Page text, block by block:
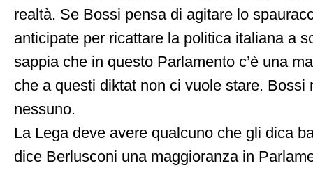
realtà. Se Bossi pensa di agitare lo
anticipate per ricattare la politica italiana a
sappia che in questo Parlamento c’è una
che a questi diktat non ci vuole stare. Bossi
nessuno.
La Lega deve avere qualcuno che gli dica
dice Berlusconi una maggioranza in